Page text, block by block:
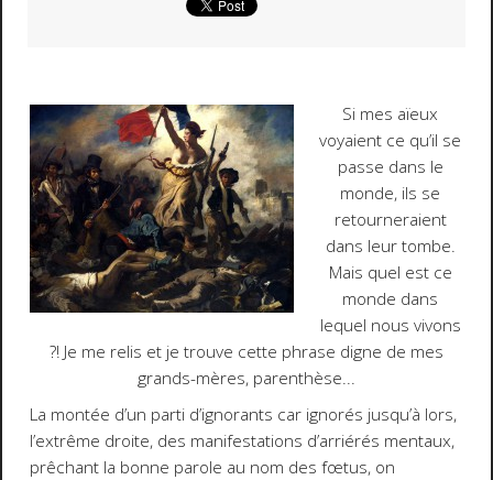
Si mes aïeux
voyaient ce qu’il se
passe dans le
monde, ils se
retourneraient
dans leur tombe.
Mais quel est ce
monde dans
lequel nous vivons
?! Je me relis et je trouve cette phrase digne de mes
grands-mères, parenthèse...
La montée d’un parti d’ignorants car ignorés jusqu’à lors,
l’extrême droite, des manifestations d’arriérés mentaux,
prêchant la bonne parole au nom des fœtus, on